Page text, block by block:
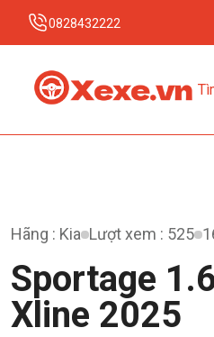
0828432222
Hãng : Kia Lượt xem : 525
Sportage
Xline 2025